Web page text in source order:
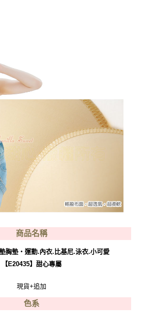
商品名稱
胸墊‧運動.內衣.比基尼.泳衣.小可愛
【E20435】甜心專屬
現貨+追加
色系